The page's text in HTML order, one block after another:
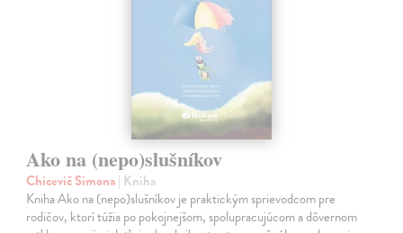
Ako na (nepo)slušníkov
Chicevič Simona| Kniha
Kniha Ako na (nepo)slušníkov je praktickým sprievodcom pre
rodičov, ktorí túžia po pokojnejšom, spolupracujúcom a dôvernom